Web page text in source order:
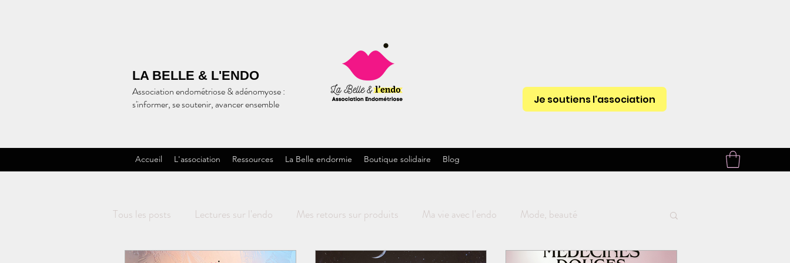
LA BELLE & L'ENDO
Association endométriose & adénomyose :
s'informer, se soutenir, avancer ensemble
Je soutiens l'association
Accueil L'association Ressources La Belle endormie Boutique solidaire Blog
Tous les posts Lectures sur l'endo Mes retours sur produits Ma vie avec l'endo Mode, beauté